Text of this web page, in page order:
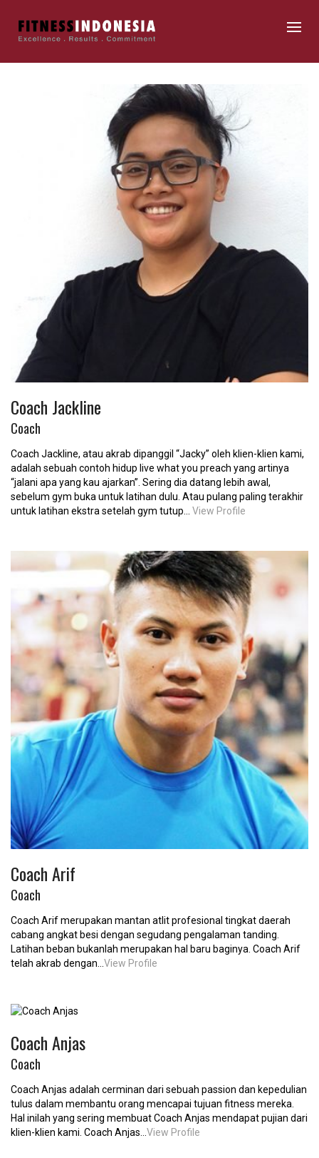
Coach Jackline
Coach
Coach Jackline, atau akrab dipanggil “Jacky” oleh klien-klien kami,
adalah sebuah contoh hidup live what you preach yang artinya
“jalani apa yang kau ajarkan”. Sering dia datang lebih awal,
sebelum gym buka untuk latihan dulu. Atau pulang paling terakhir
untuk latihan ekstra setelah gym tutup... View Profile
Coach Arif
Coach
Coach Arif merupakan mantan atlit profesional tingkat daerah
cabang angkat besi dengan segudang pengalaman tanding.
Latihan beban bukanlah merupakan hal baru baginya. Coach Arif
telah akrab dengan... View Profile
Coach Anjas
Coach
Coach Anjas adalah cerminan dari sebuah passion dan kepedulian
tulus dalam membantu orang mencapai tujuan fitness mereka.
Hal inilah yang sering membuat Coach Anjas mendapat pujian dari
klien-klien kami. Coach Anjas... View Profile